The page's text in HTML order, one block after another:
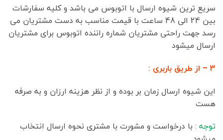
سریع ترین شیوه ارسال با اتوبوس می باشد و کلیه سفارشات
بین 24 الی 48 ساعت با قیمت مناسب به دست مشتریان می
رسد جهت راحتی مشتریان شماره راننده اتوبوس برای مشتریان
ارسال میشود
3 – از طریق باربری :
این شیوه ارسال زمان بر بوده و از نظر هزینه ارزان و به صرفه
هست
توجه : با درخواست و مشورت با مشتری نحوه ارسال انتخاب